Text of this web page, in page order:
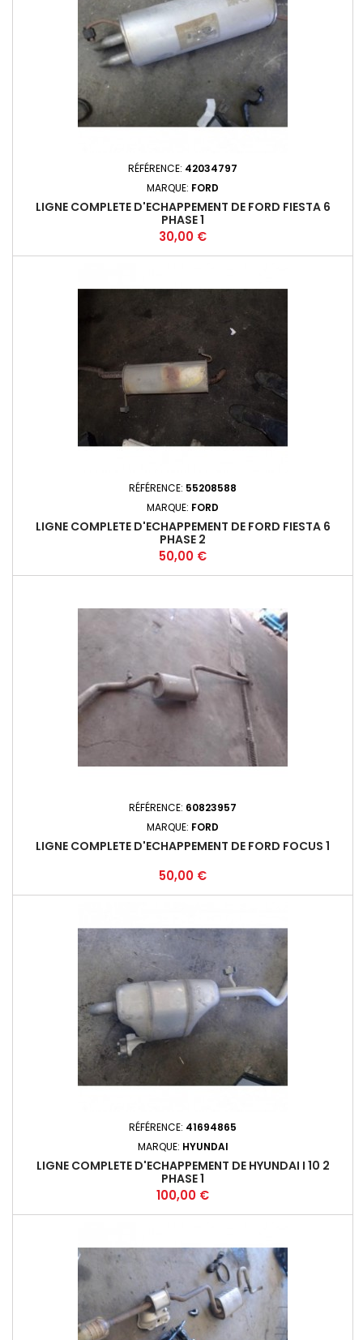
RÉFÉRENCE: 42034797
MARQUE: FORD
LIGNE COMPLETE D'ECHAPPEMENT DE FORD FIESTA 6
PHASE 1
Prix
30,00 €
RÉFÉRENCE: 55208588
MARQUE: FORD
LIGNE COMPLETE D'ECHAPPEMENT DE FORD FIESTA 6
PHASE 2
Prix
50,00 €
RÉFÉRENCE: 60823957
MARQUE: FORD
LIGNE COMPLETE D'ECHAPPEMENT DE FORD FOCUS 1
Prix
50,00 €
RÉFÉRENCE: 41694865
MARQUE: HYUNDAI
LIGNE COMPLETE D'ECHAPPEMENT DE HYUNDAI I 10 2
PHASE 1
Prix
100,00 €